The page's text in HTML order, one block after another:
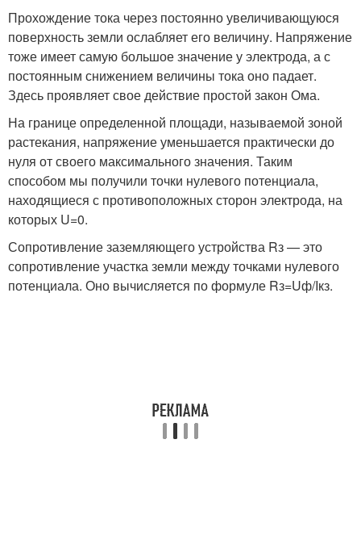
Прохождение тока через постоянно увеличивающуюся
поверхность земли ослабляет его величину. Напряжение
тоже имеет самую большое значение у электрода, а с
постоянным снижением величины тока оно падает.
Здесь проявляет свое действие простой закон Ома.
На границе определенной площади, называемой зоной
растекания, напряжение уменьшается практически до
нуля от своего максимального значения. Таким
способом мы получили точки нулевого потенциала,
находящиеся с противоположных сторон электрода, на
которых U=0.
Сопротивление заземляющего устройства Rз — это
сопротивление участка земли между точками нулевого
потенциала. Оно вычисляется по формуле Rз=Uф/Iкз.